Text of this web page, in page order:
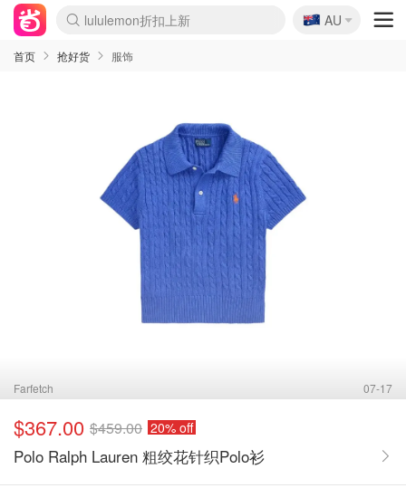
lululemon折扣上新
SSENSE年中3折
FreshBeauty好价汇总
Cettire降价+叠9折
WWS Coles超市实拍
viagogo二手票捡漏
Myer超级周末1折
The Outnet奢牌1折起
David Jones 3折起
Flannels大牌1折
Perfumes Club护肤1折
AMIRO返校季6.2折
Amazon折扣汇总
eToro入金$200送$50
Amazon数码好物
ICONIC本周7.5折
ThedoubleF高奢地板价
Moose Knuckles 6折
丝芙兰5折起
EUFY官网3.7折起
Selenichast首饰2折
Trip机票酒店促销
YSL送5件彩妆礼
Amazon家居好物
Amazon美妆护肤
雅漾大喷$8
过敏原检测盒$33
伊索独家赠50ml沐浴露
科颜氏清仓3折
SEALIFE海洋馆门票6折
丝塔芙大白罐$16
订阅Newsletter送香薰
Cult Beauty 6.8折
Harrods圣诞日历2.3折
LN-CC奢牌私促3折
d'Alba空姐喷雾$16
EVE LOM套装逆天2折
Bernardelli独家4折
Adore Beauty 6折起
CT圣诞日历
Mytheresa奢品2.7折
Luxury Escapes 9折
Currentbody美容仪9折
MOON Garden Live
Roborock扫地机3.7折
Tingo Life水杯$24
Valentino官网5折
CR洗发护发6.3折
修丽可套装7.4折
Myer彩妆2件7折
GANNI官网4.5折
Stylevana韩妆4折
Tessabit高奢8.5折
OGX洗护4折
Amazon阿德莱德次日达
卡诗8.5折+赠礼
Philips Hue灯具8折
🇦🇺
AU
首页 抢好货 服饰
Farfetch 07-17
$367.00 $459.00 20% off
Polo Ralph Lauren 粗绞花针织Polo衫